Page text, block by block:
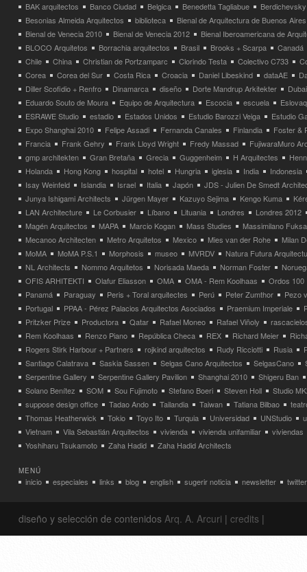
BAK arquitectos
Banco Ciudad Belgica Benedetta Tagliabue
Besonias Almeida Arquitectos
biblioteca
Bienal de Arquitectura de Buenos Aires
Bienal de Venecia 2010
Bienal de Venecia 2012
Bienal Iberoamericana de
BLOCO Arquitetos
Borrachia arquitectos Brasil Brooks + Scarpa
Canadá
Chile
China Christian de Portzamparc Clorindo Testa Colectivo C733
Corea
Corea del Sur Costa Rica Croacia Daniel Libeskind dataAE
Diller Scofidio + Renfro
Dinamarca diseño Dorte Mandrup Arkitekter
Dubai
Eduardo Souto de Moura
Equipo de Arquitectura Escocia escuela
ESRAWE Studio
estadio Estados Unidos Estudio Barozzi Veiga
Estudio
Expo Shanghai 2010
Felipe Assadi Fernanda Canales Finlandia
Foster &
Francia
Frank Gehry Frank Lloyd Wright Fredy Massad
FujiwaraMuro
gmp architekten
Gran Bretaña Grecia Guggenheim H Arquitectes
Holanda
Hong Kong hospital hotel Hungria iglesia India
Indonesia
Isay Weinfeld
Islandia Israel Italia Japón
JDS - Julien De Smedt
Junya Ishigami Architects
Jürgen Mayer Kazuyo Sejima Kengo Kuma
LAN Architecture
Le Corbusier Líbano Lituania Londres
Londres 2012
Magén Arquitectos
MAPA Marcio Kogan Mass Studies
Massimilano
Mecanoo Architecten
Metro Arquitetos Mexico Mies van der Rohe
Milan
MoMA
MoMA P.S.1 Morphosis museo MVRDV
Natura Futura
NL Architects
Nommo Arquitetos Norisada Maeda Norman Foster
OFIS ARHITEKTI
Olafur Eliasson OMA OMA - Rem Koolhaas
Ordos 100
Panamá
Paraguay Peris + Toral arquitectes Perú Peter Zumthor
Pezo
Portugal
PPAA - Pérez Palacios Arquitectos Asociados Praemium Imperiale
Pritzker Prize
Productora Qatar Rafael Moneo Rafael Viñoly
Rem Koolhaas
Renzo Piano República Checa REX Richard Meier
Rogers Stirk Harbour + Partners
rojkind arquitectos Rudy Ricciotti Rusia
Santiago Calatrava
Saskia Sassen Selgas Cano Arquitectos SelgasCano
Serpentine Gallery
Serpentine Gallery Pavilion Shanghai 2010
Shigeru Ban
Solano Benítez
SOM Sou Fujimoto Stefano Boeri Steven Holl
Studio
suppose design office
Tadao Ando Tailandia Taiwan Tatiana Bilbao
Thomas Heatherwick
Tokio Toyo Ito Turquia Universidad UNStudio
Vietnam
Vila Sebastián Arquitectos vivienda vivienda unifamiliar
viviendas
Yoshiharu Tsukamoto
Zaha Hadid Zaha Hadid Architects
MENÚ
inicio especiales links blog english sugerir noticia newsletter twitter
diseño y selección de contenidos Arq. A. Arcuri | credits |